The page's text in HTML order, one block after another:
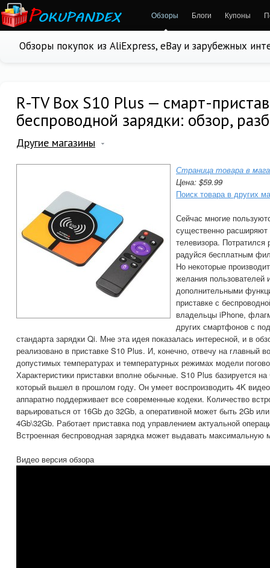
Обзоры Блоги Купоны
Обзоры покупок из AliExpress, eBay и зарубежных
R-TV Box S10 Plus — смарт-
беспроводной зарядки: обзор,
Другие магазины
Страница товара в
Цена: $59.99
Поиск товара в других
Сейчас многие
существенно расширяют
телевизора.
радуйся бесплатным
Но некоторые
желания
дополнительными
приставке с
владельцы iPhone,
других смартфонов с
стандарта зарядки Qi. Мне эта идея показалась интересной, и в
реализовано в приставке S10 Plus. И, конечно, отвечу на главный
допустимых температурах и температурных режимах модели
Характеристики приставки вполне обычные. S10 Plus базируется
который вышел в прошлом году. Он умеет воспроизводить 4K
аппаратно поддерживает все современные кодеки. Количество
варьироваться от 16Gb до 32Gb, а оперативной может быть 2Gb
4Gb\32Gb. Работает приставка под управлением актуальной
Встроенная беспроводная зарядка может выдавать максимальную
Видео версия обзора